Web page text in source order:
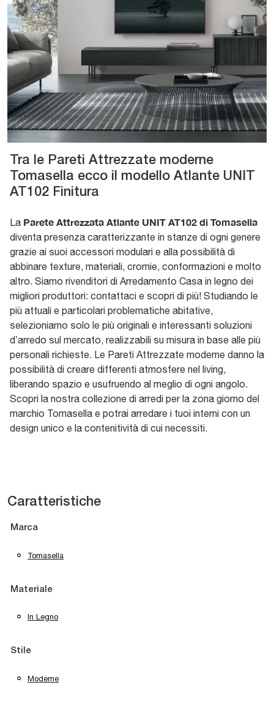
Tra le Pareti Attrezzate moderne
Tomasella ecco il modello Atlante UNIT
AT102 Finitura
La Parete Attrezzata Atlante UNIT AT102 di Tomasella
diventa presenza caratterizzante in stanze di ogni genere
grazie ai suoi accessori modulari e alla possibilità di
abbinare texture, materiali, cromie, conformazioni e molto
altro. Siamo rivenditori di Arredamento Casa in legno dei
migliori produttori: contattaci e scopri di più! Studiando le
più attuali e particolari problematiche abitative,
selezioniamo solo le più originali e interessanti soluzioni
d’arredo sul mercato, realizzabili su misura in base alle più
personali richieste. Le Pareti Attrezzate moderne danno la
possibilità di creare differenti atmosfere nel living,
liberando spazio e usufruendo al meglio di ogni angolo.
Scopri la nostra collezione di arredi per la zona giorno del
marchio Tomasella e potrai arredare i tuoi interni con un
design unico e la contenitività di cui necessiti.
Caratteristiche
Marca
Tomasella
Materiale
In Legno
Stile
Moderne